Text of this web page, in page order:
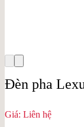
Đèn pha
Giá: Liên hệ